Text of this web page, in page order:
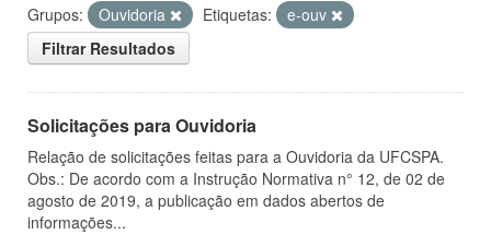
Grupos: Ouvidoria Etiquetas:
e-ouv
Filtrar Resultados
Solicitações para Ouvidoria
Relação de solicitações feitas para a Ouvidoria da UFCSPA.
Obs.: De acordo com a Instrução Normativa n° 12, de 02 de
agosto de 2019, a publicação em dados abertos de
informações...